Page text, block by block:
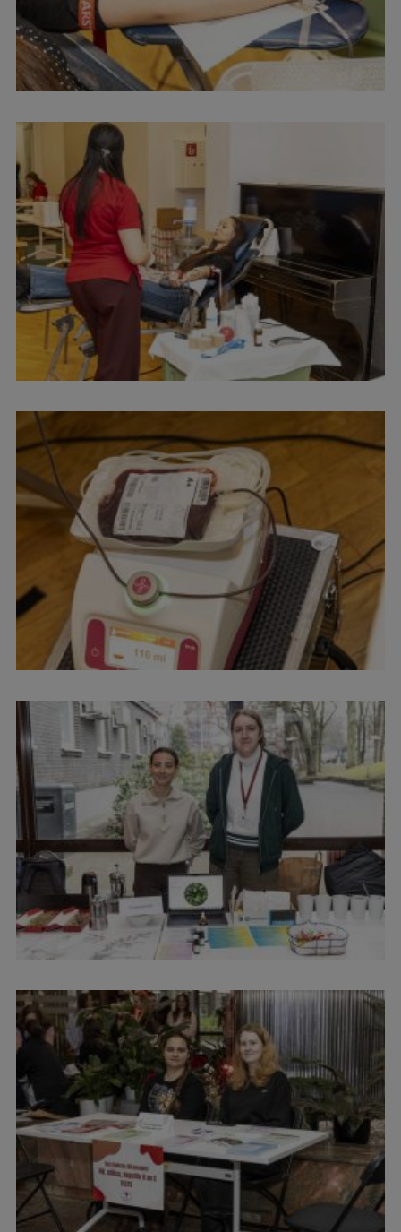
Pētniecības datu pārvaldība
RSU zinātnes portāls
Zinātnes ietekme
Doktorantūras skola
Pētniecības pakalpojumi
Pētniecības projekti
Zinātnieku brokastis
Vertikāli integrētie projekti
Zinātniskās konferences
Inovāciju centrs
Starptautiskā sadarbība
Mobilitātes programmas
Starptautiskie projekti
Starptautiskie sadarbības partneri
EURAXESS RSU kontaktpunkts
EATRIS koordinators Latvijā